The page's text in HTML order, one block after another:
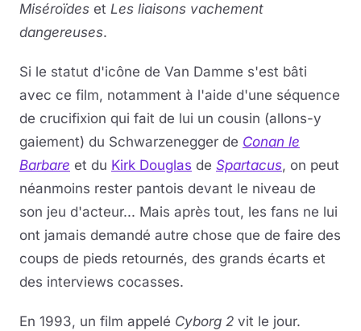
Miséroïdes et Les liaisons vachement
dangereuses.
Si le statut d'icône de Van Damme s'est bâti
avec ce film, notamment à l'aide d'une séquence
de crucifixion qui fait de lui un cousin (allons-y
gaiement) du Schwarzenegger de Conan le
Barbare et du Kirk Douglas de Spartacus, on peut
néanmoins rester pantois devant le niveau de
son jeu d'acteur... Mais après tout, les fans ne lui
ont jamais demandé autre chose que de faire des
coups de pieds retournés, des grands écarts et
des interviews cocasses.
En 1993, un film appelé Cyborg 2 vit le jour.